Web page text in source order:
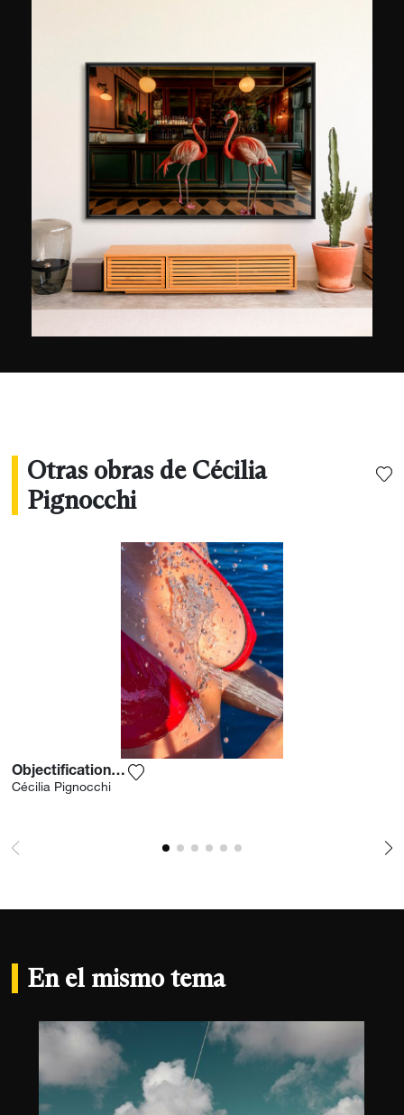
collages en los días lluviosos. La escalada, que
practica con pasión, impregna su obra como
metáfora de la fuerza vital.
Otras obras de Cécilia
Pignocchi
Objectification Of A Body
Cécilia Pignocchi
En el mismo tema